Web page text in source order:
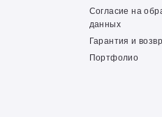
Согласие на
данных
Гарантия и
Портфолио